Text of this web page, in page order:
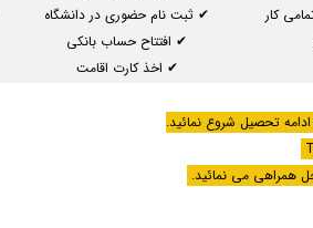
کار
✔ ثبت نام حضوری در دانشگاه
✔ افتتاح حساب بانکی
✔ اخذ کارت اقامت
تحصیل شروع نمائید.